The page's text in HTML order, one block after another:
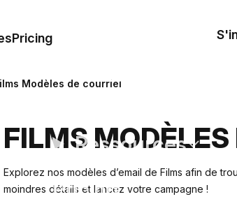
Pricing
Modèles
Ressources
Pricing
Modèles de courriel
FILMS MODÈLES
Explorez nos modèles d’email de Films afin de
moindres détails et lancez votre campagne !